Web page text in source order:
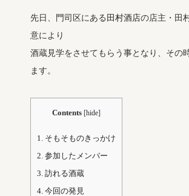
先日、門司区にある 田村酒店の店主・田
意により
酒蔵見学をさせてもらう事となり、その
ます。
Contents [hide]
1.
そもそものきっかけ
2. 参加したメンバー
3. 訪れる酒蔵
4. 今回の発見